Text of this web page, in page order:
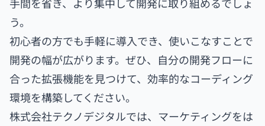
う。
初心者の方でも手軽に導入でき、使いこなすことで
開発の幅が広がります。ぜひ、自分の開発フローに
合った拡張機能を見つけて、効率的なコーディング
環境を構築してください。
株式会社テクノデジタルでは、マーケティングをは